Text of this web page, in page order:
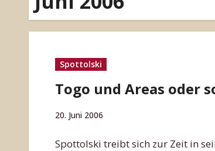
Spottolski
Togo und Areas oder
20. Juni 2006
Spottolski treibt sich zur Zeit in